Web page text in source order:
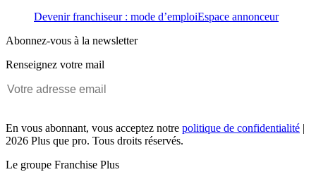
Devenir franchiseur : mode d’emploiEspace annonceur
Abonnez-vous à la newsletter
Renseignez votre mail
En vous abonnant, vous acceptez notre politique de confidentialité |
2026 Plus que pro. Tous droits réservés.
Le groupe Franchise Plus